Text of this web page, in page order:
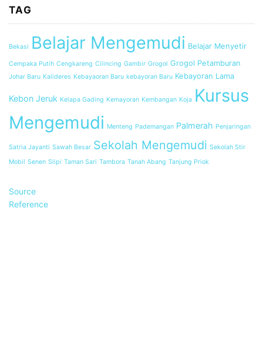
e
r
TAG
Bekasi Belajar Mengemudi Belajar Menyetir
Cempaka Putih Cengkareng Cilincing Gambir Grogol Grogol Petamburan
Johar Baru Kalideres Kebayaoran Baru kebayoran Baru Kebayoran Lama
Kebon Jeruk Kelapa Gading Kemayoran Kembangan Koja Kursus
Mengemudi Menteng Pademangan Palmerah Penjaringan
Satria Jayanti Sawah Besar Sekolah Mengemudi Sekolah Stir
Mobil Senen Slipi Taman Sari Tambora Tanah Abang Tanjung Priok
Source
Reference